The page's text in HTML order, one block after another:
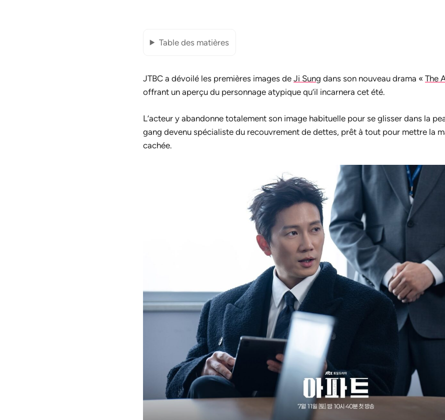
Table des matières
JTBC a dévoilé les premières images de Ji Sung dans son nouveau drama « The
offrant un aperçu du personnage atypique qu’il incarnera cet été.
L’acteur y abandonne totalement son image habituelle pour se glisser dans la
gang devenu spécialiste du recouvrement de dettes, prêt à tout pour mettre la
cachée.